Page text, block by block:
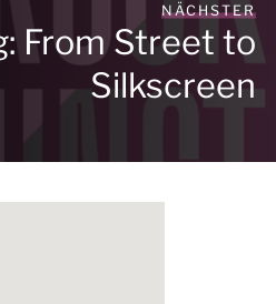
NÄCHSTER
From Street to
Silkscreen